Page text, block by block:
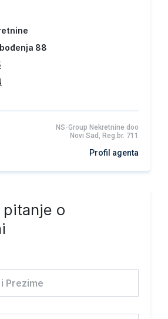
88
NS-Group Nekretnine doo
Novi Sad, Reg.br. 711
Profil agenta
pitanje o